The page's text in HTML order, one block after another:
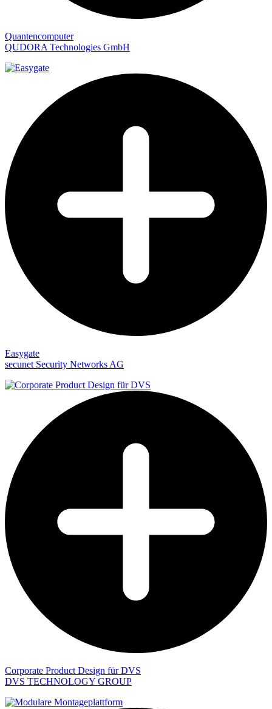
Quantencomputer
QUDORA Technologies GmbH
Easygate
secunet Security Networks AG
Corporate Product Design für DVS
DVS TECHNOLOGY GROUP